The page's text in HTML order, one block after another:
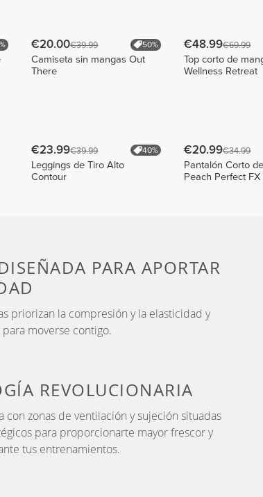
€20.00€39.99 50%
Camiseta sin mangas Out
There
€48.99€69.99
Top corto de
Wellness Retreat
€23.99€39.99 40%
Leggings de Tiro Alto
Contour
€20.99€34.99
Pantalón Corto
Peach Perfect
PARA APORTAR
priorizan la compresión y la elasticidad y
moverse contigo.
REVOLUCIONARIA
con zonas de ventilación y sujeción situadas
para proporcionarte mayor frescor y
tus entrenamientos.